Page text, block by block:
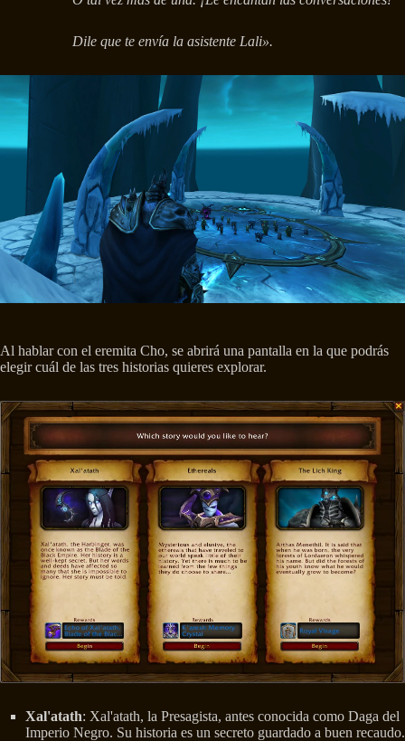
Dile que te envía la asistente Lali».
Al hablar con el eremita Cho, se abrirá una pantalla en la que podrás
elegir cuál de las tres historias quieres explorar.
Xal'atath: Xal'atath, la Presagista, antes conocida como Daga del
Imperio Negro. Su historia es un secreto guardado a buen recaudo.